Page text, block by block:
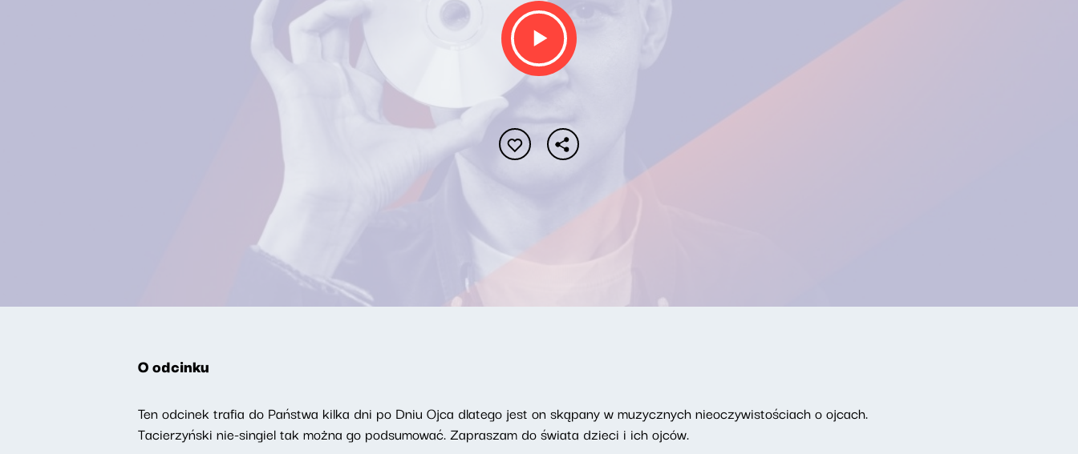
O odcinku
Ten odcinek trafia do Państwa kilka dni po Dniu Ojca dlatego jest on skąpany w muzycznych nieoczywistościach o ojcach.
Tacierzyński nie-singiel tak można go podsumować. Zapraszam do świata dzieci i ich ojców.